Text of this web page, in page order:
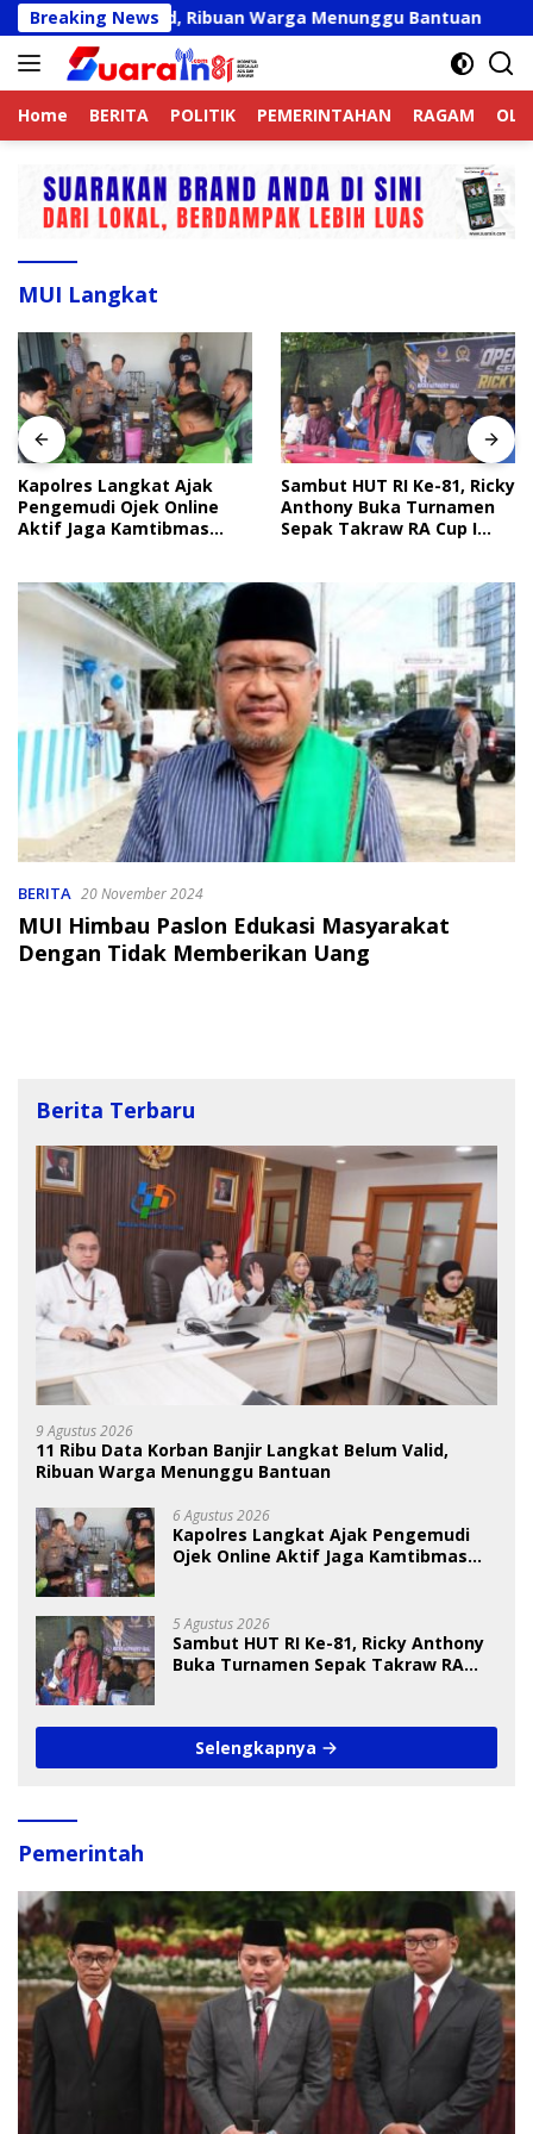
Langsung
ke
konten
Breaking News
Valid, Ribuan Warga Menunggu Bantuan
Home BERITA POLITIK PEMERINTAHAN RAGAM
MUI Langkat
Kapolres Langkat Ajak
Pengemudi Ojek Online
Aktif Jaga Kamtibmas
Sambut HUT RI Ke-81, Ricky
Anthony Buka Turnamen
Sepak Takraw RA Cup I
BERITA 20 November 2024
MUI Himbau Paslon Edukasi Masyarakat
Dengan Tidak Memberikan Uang
Berita Terbaru
9 Agustus 2026
11 Ribu Data Korban Banjir Langkat Belum Valid,
Ribuan Warga Menunggu Bantuan
6 Agustus 2026
Kapolres Langkat Ajak Pengemudi
Ojek Online Aktif Jaga Kamtibmas
5 Agustus 2026
Sambut HUT RI Ke-81, Ricky Anthony
Buka Turnamen Sepak Takraw RA
Selengkapnya
Pemerintah